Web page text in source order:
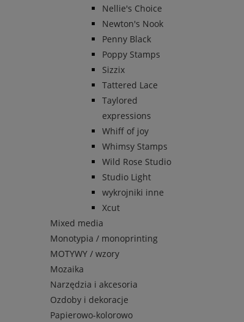
Nellie's Choice
Newton's Nook
Penny Black
Poppy Stamps
Sizzix
Tattered Lace
Taylored
expressions
Whiff of joy
Whimsy Stamps
Wild Rose Studio
Studio Light
wykrojniki inne
Xcut
Mixed media
Monotypia / monoprinting
MOTYWY / wzory
Mozaika
Narzędzia i akcesoria
Ozdoby i dekoracje
Papierowo-kolorowo